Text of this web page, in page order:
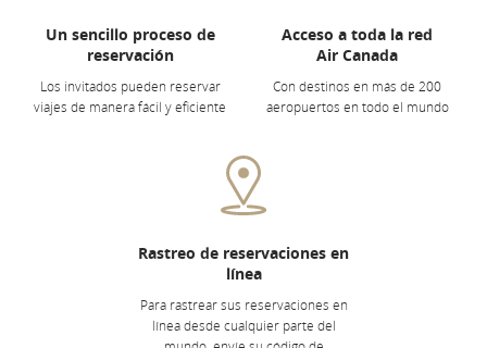
Un sencillo proceso de
reservación
Los invitados pueden reservar
viajes de manera fácil y eficiente
Acceso a toda la red
Air Canada
Con destinos en más de 200
aeropuertos en todo el mundo
Rastreo de reservaciones en
línea
Para rastrear sus reservaciones en
línea desde cualquier parte del